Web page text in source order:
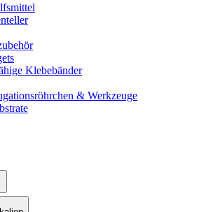
Klebebänder
& Werkzeuge